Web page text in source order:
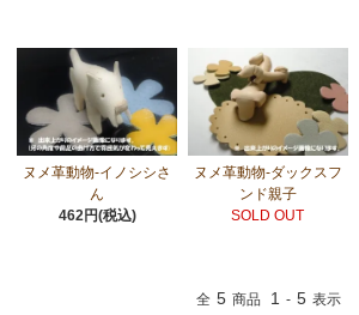
ヌメ革動物-イノシシさ
ん
462円(税込)
ヌメ革動物-ダックスフ
ンド親子
SOLD OUT
全 5 商品 1 - 5 表示